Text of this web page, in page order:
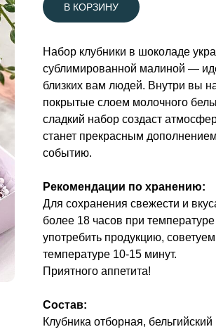
В КОРЗИНУ
Набор клубники в шоколаде
сублимированной малиной —
близких вам людей. Внутри вы
покрытые слоем молочного
сладкий набор создаст
станет прекрасным
событию.
Рекомендации по хранению:
Для сохранения свежести и
более 18 часов при
употребить продукцию,
температуре 10-15 минут.
​Приятного аппетита!
Состав:
Клубника отборная,